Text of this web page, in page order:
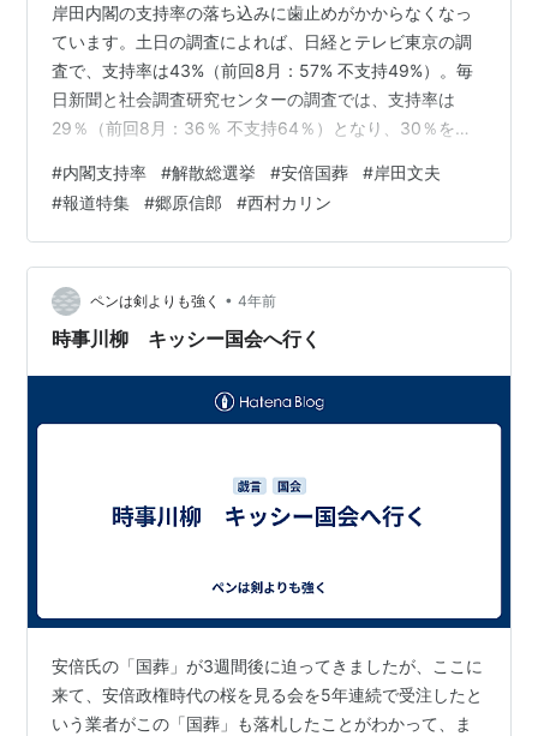
岸田内閣の支持率の落ち込みに歯止めがかからなくなっ
ています。土日の調査によれば、日経とテレビ東京の調
査で、支持率は43%（前回8月：57% 不支持49%）。毎
日新聞と社会調査研究センターの調査では、支持率は
29％（前回8月：36％ 不支持64％）となり、30％を切
対する批判の高まりが反映されているようです。 内閣支
持率16ポイント急落36％ 発足以降で最低 毎日新聞世論
調査 | 毎日新聞 一週間後に迫った安倍氏の「国葬儀」に
関しては、岸田内閣は完全に国民世論を見誤り、局面を
打開できずにいます。まず、国民に弔意を求めないと言
明した時点で、論理的に…
#内閣支持率 #解散総選挙 #安倍国葬 #岸田文夫
#報道特集 #郷原信郎 #西村カリン
ペンは剣よりも強く • 4年前
時事川柳 キッシー国会へ行く
安倍氏の「国葬」が3週間後に迫ってきましたが、ここに
来て、安倍政権時代の桜を見る会を5年連続で受注したと
いう業者がこの「国葬」も落札したことがわかって、ま